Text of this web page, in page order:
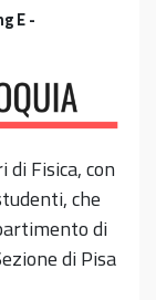
E -
di Fisica, con
che
di
di Pisa